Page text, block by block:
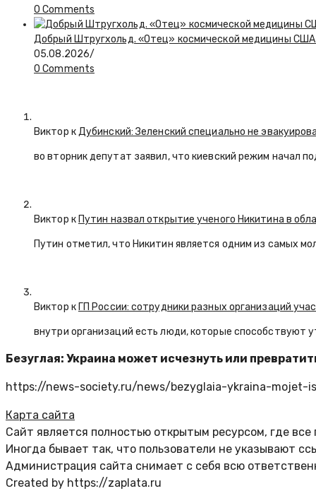
0 Comments
Добрый Штругхольд. «Отец» космической медицины
05.08.2026/
0 Comments
Виктор кДубинский: Зеленский специально не
во вторник депутат заявил, что киевский режим начал
Виктор к Путин назвал открытие ученого Никитина в
Путин отметил, что Никитин является одним из самых
Виктор к ГП России: сотрудники разных организаций
внутри организаций есть люди, которые способствуют
Безуглая: Украина может исчезнуть или
https://news-society.ru/news/bezyglaia-ykraina-
Карта сайта
Сайт является полностью открытым ресурсом, где
Иногда бывает так, что пользователи не указывают
Администрация сайта снимает с себя всю
Created by https://zaplata.ru